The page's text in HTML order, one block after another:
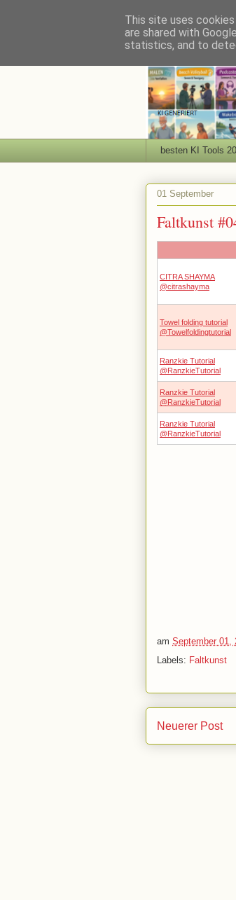
besten KI Tools
01 September
Faltkunst
CITRA SHAYMA
@citrashayma
Towel folding tutorial
@Towelfoldingtutorial
Ranzkie Tutorial
@RanzkieTutorial
Ranzkie Tutorial
@RanzkieTutorial
Ranzkie Tutorial
@RanzkieTutorial
am September 01,
Labels: Faltkunst
Neuerer Post
This site uses
are shared with
statistics, and to